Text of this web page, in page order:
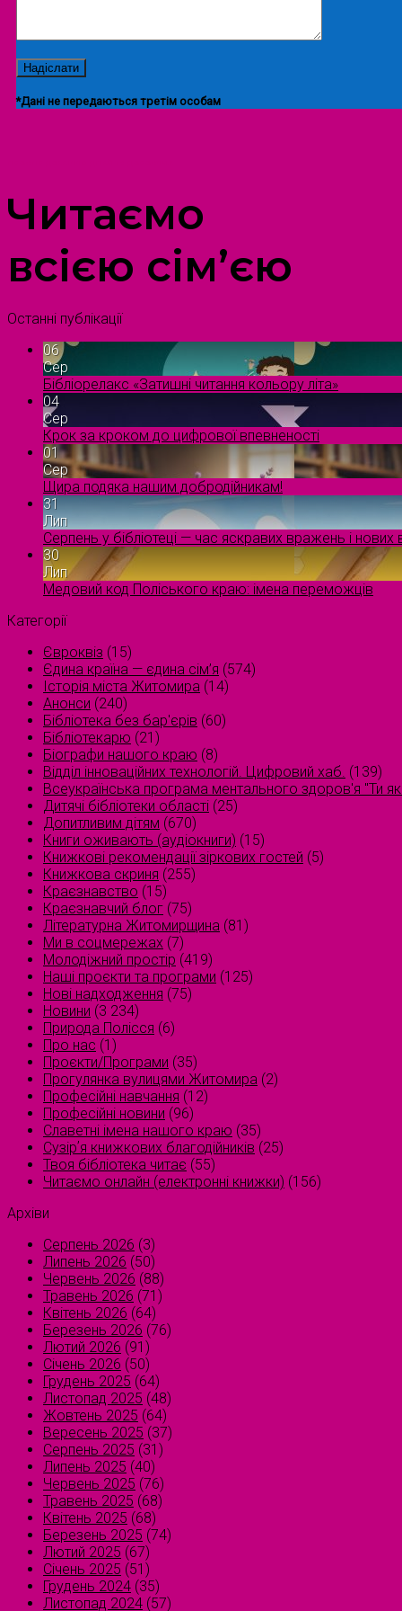
*Дані не передаються третім особам
Читаємо
всією сім’єю
Останні публікації
06
Сер
Бібліорелакс «Затишні читання кольору літа»
04
Сер
Крок за кроком до цифрової впевненості
01
Сер
Щира подяка нашим добродійникам!
31
Лип
Серпень у бібліотеці — час яскравих вражень і нових
30
Лип
Медовий код Поліського краю: імена переможців
Категорії
Євроквіз (15)
Єдина країна — єдина сім’я (574)
Історія міста Житомира (14)
Анонси (240)
Бібліотека без бар'єрів (60)
Бібліотекарю (21)
Біографи нашого краю (8)
Відділ інноваційних технологій. Цифровий хаб. (139)
Всеукраїнська програма ментального здоров'я "Ти
Дитячі бібліотеки області (25)
Допитливим дітям (670)
Книги оживають (аудіокниги) (15)
Книжкові рекомендації зіркових гостей (5)
Книжкова скриня (255)
Краєзнавство (15)
Краєзнавчий блог (75)
Літературна Житомирщина (81)
Ми в соцмережах (7)
Молодіжний простір (419)
Наші проєкти та програми (125)
Нові надходження (75)
Новини (3 234)
Природа Полісся (6)
Про нас (1)
Проєкти/Програми (35)
Прогулянка вулицями Житомира (2)
Професійні навчання (12)
Професійні новини (96)
Славетні імена нашого краю (35)
Сузірʼя книжкових благодійників (25)
Твоя бібліотека читає (55)
Читаємо онлайн (електронні книжки) (156)
Архіви
Серпень 2026 (3)
Липень 2026 (50)
Червень 2026 (88)
Травень 2026 (71)
Квітень 2026 (64)
Березень 2026 (76)
Лютий 2026 (91)
Січень 2026 (50)
Грудень 2025 (64)
Листопад 2025 (48)
Жовтень 2025 (64)
Вересень 2025 (37)
Серпень 2025 (31)
Липень 2025 (40)
Червень 2025 (76)
Травень 2025 (68)
Квітень 2025 (68)
Березень 2025 (74)
Лютий 2025 (67)
Січень 2025 (51)
Грудень 2024 (35)
Листопад 2024 (57)